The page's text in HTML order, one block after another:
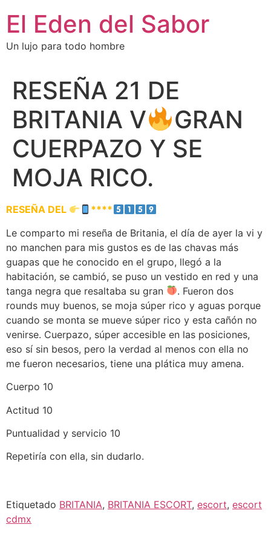
El Eden del Sabor
Un lujo para todo hombre
RESEÑA 21 DE
BRITANIA V
GRAN
CUERPAZO Y SE
MOJA RICO.
RESEÑA DEL
****
Le comparto mi reseña de Britania, el día de ayer la vi y
no manchen para mis gustos es de las chavas más
guapas que he conocido en el grupo, llegó a la
habitación, se cambió, se puso un vestido en red y una
tanga negra que resaltaba su gran
. Fueron dos
rounds muy buenos, se moja súper rico y aguas porque
cuando se monta se mueve súper rico y esta cañón no
venirse. Cuerpazo, súper accesible en las posiciones,
eso sí sin besos, pero la verdad al menos con ella no
me fueron necesarios, tiene una plática muy amena.
Cuerpo 10
Actitud 10
Puntualidad y servicio 10
Repetiría con ella, sin dudarlo.
Etiquetado BRITANIA, BRITANIA ESCORT, escort, escort
cdmx